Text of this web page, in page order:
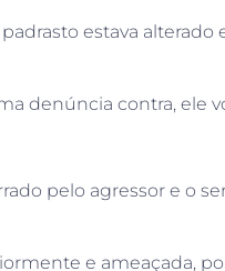
estava alterado
denúncia contra, ele
pelo agressor e o
e ameaçada,